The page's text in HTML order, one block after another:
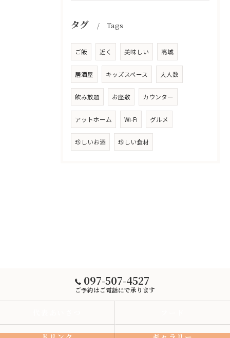
タグ Tags
ご飯 近く 美味しい 高城
居酒屋 キッズスペース 大人数
飲み放題 お座敷 カウンター
アットホーム Wi-Fi グルメ
珍しいお酒 珍しい食材
097-507-4527
ご予約はご電話にで承ります